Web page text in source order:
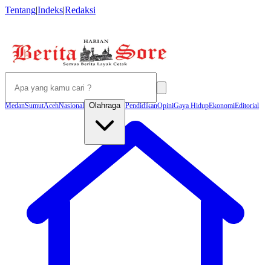
Tentang|Indeks|Redaksi
MedanSumutAcehNasional Olahraga PendidikanOpiniGaya HidupEkonomiEditorial